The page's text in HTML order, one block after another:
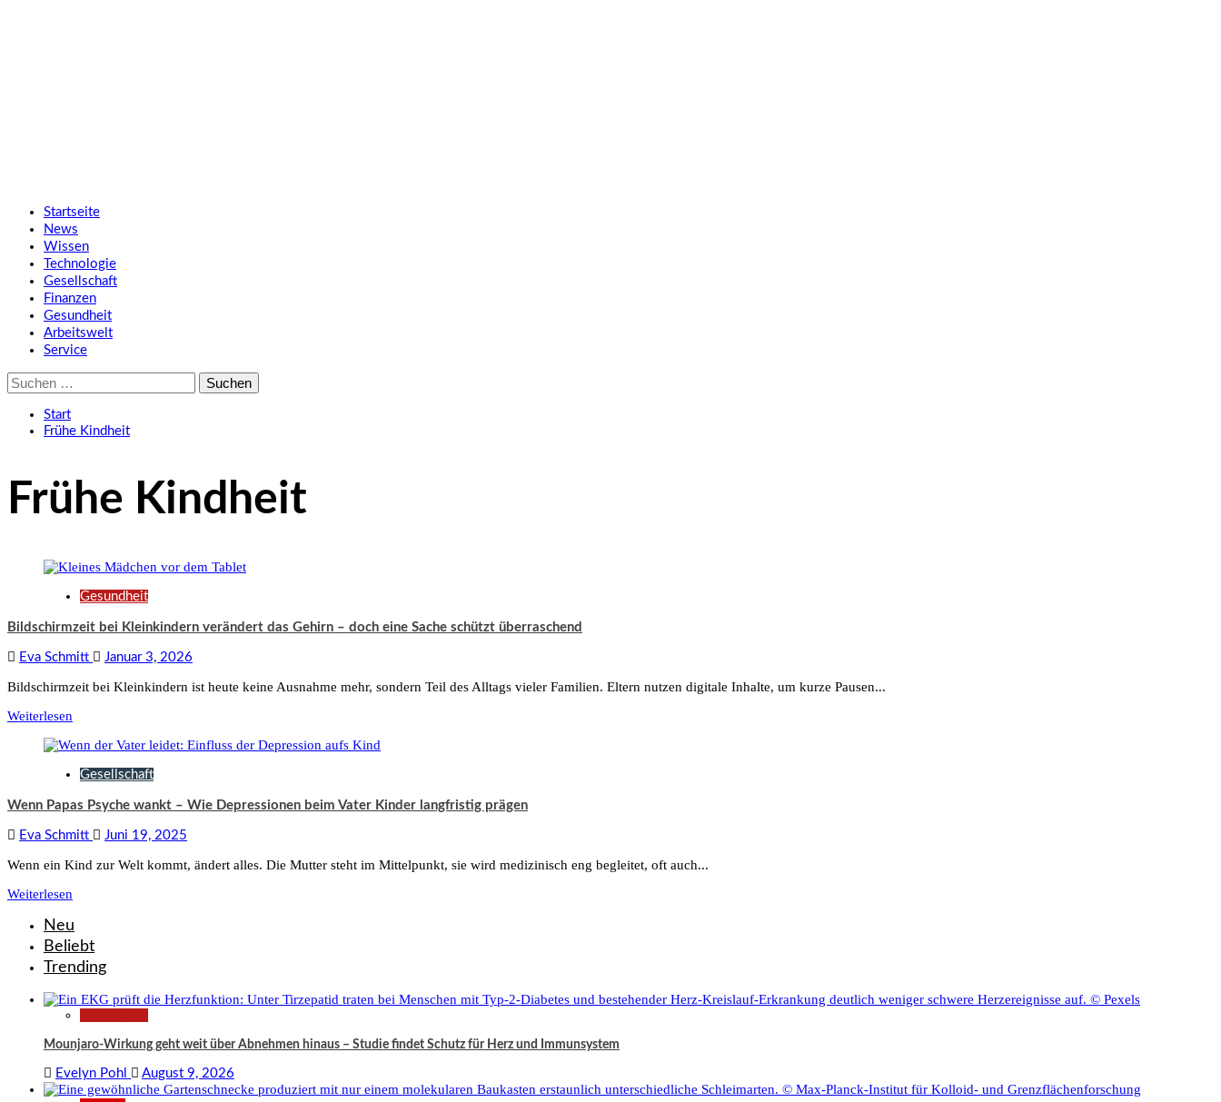
Startseite
News
Wissen
Technologie
Gesellschaft
Finanzen
Gesundheit
Arbeitswelt
Service
Suche
nach:
Start
Frühe Kindheit
Frühe Kindheit
Gesundheit
Bildschirmzeit bei Kleinkindern verändert das Gehirn – doch eine Sache schützt überraschend
Eva Schmitt Januar 3, 2026
Bildschirmzeit bei Kleinkindern ist heute keine Ausnahme mehr, sondern Teil des Alltags vieler Familien. Eltern nutzen digitale Inhalte, um kurze Pausen...
Weiterlesen
Gesellschaft
Wenn Papas Psyche wankt – Wie Depressionen beim Vater Kinder langfristig prägen
Eva Schmitt Juni 19, 2025
Wenn ein Kind zur Welt kommt, ändert alles. Die Mutter steht im Mittelpunkt, sie wird medizinisch eng begleitet, oft auch...
Weiterlesen
Neu
Beliebt
Trending
Mounjaro-Wirkung geht weit über Abnehmen hinaus – Studie findet Schutz für Herz und Immunsystem
Evelyn Pohl August 9, 2026